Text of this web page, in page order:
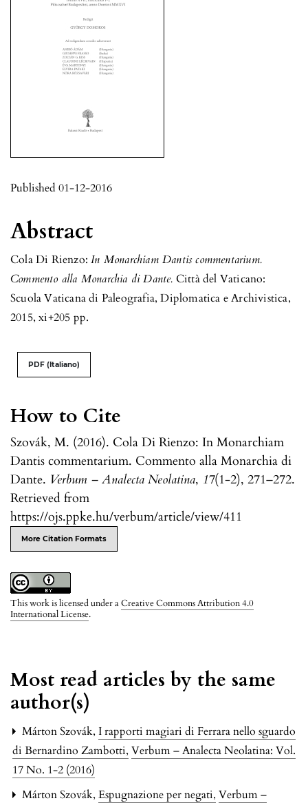
Published 01-12-2016
How to Cite
Szovák, M. (2016). Cola Di Rienzo: In Monarchiam
Dantis commentarium. Commento alla Monarchia di
Dante. Verbum – Analecta Neolatina, 17(1-2), 271–272.
Retrieved from
https://ojs.ppke.hu/verbum/article/view/411
More Citation Formats
This work is licensed under aCreative Commons Attribution 4.0
International License.
Abstract
Cola Di Rienzo:In Monarchiam Dantis commentarium.
Commento alla Monarchia di Dante. Città del Vaticano:
Scuola Vaticana di Paleografia, Diplomatica e Archivistica,
2015, xi+205 pp.
PDF (Italiano)
Most read articles by the same
author(s)
Márton Szovák, I rapporti magiari di Ferrara nello sguardo
di Bernardino Zambotti, Verbum – Analecta Neolatina: Vol.
17 No. 1-2 (2016)
Márton Szovák, Espugnazione per negati, Verbum –